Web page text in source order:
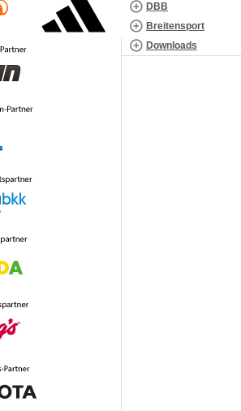
DBB
Breitensport
Downloads